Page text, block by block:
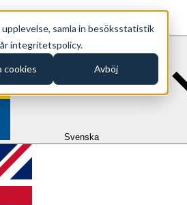
samla in besöksstatistik
integritetspolicy.
cookies Avböj
Svenska